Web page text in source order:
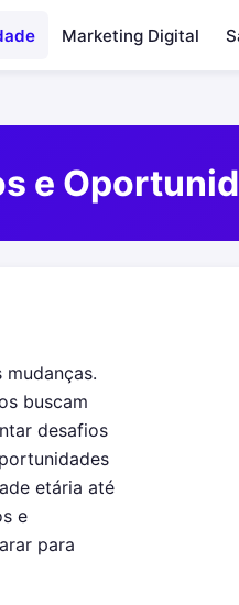
Marketing Digital
e
buscam
desafios
etária até
e
para